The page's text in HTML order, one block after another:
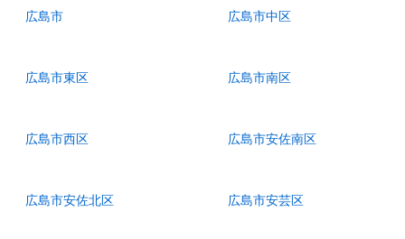
広島市 広島市中区
広島市東区 広島市南区
広島市西区 広島市安佐南区
広島市安佐北区 広島市安芸区